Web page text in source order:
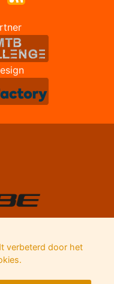
verbeterd door het